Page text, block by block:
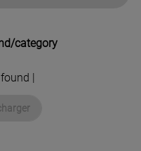
category
|